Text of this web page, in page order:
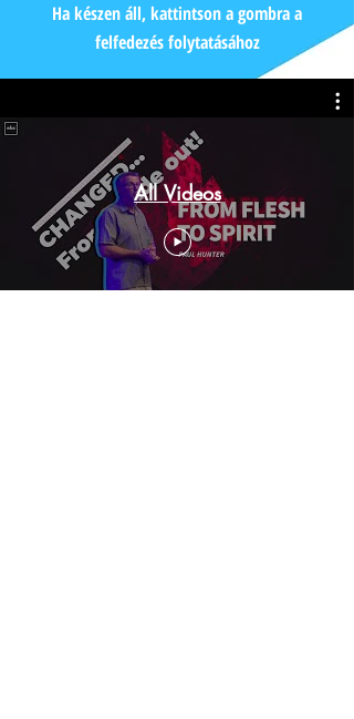
Ha készen áll, kattintson a gombra a
felfedezés folytatásához
All Videos